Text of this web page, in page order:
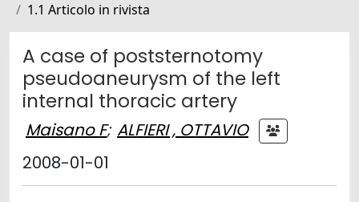
1.1 Articolo in rivista
A case of poststernotomy
pseudoaneurysm of the left
internal thoracic artery
Maisano F; ALFIERI , OTTAVIO
2008-01-01